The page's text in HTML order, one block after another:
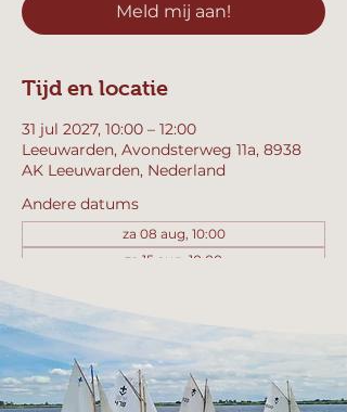
Meld mij aan!
Tijd en locatie
31 jul 2027, 10:00 – 12:00
Leeuwarden, Avondsterweg 11a, 8938
AK Leeuwarden, Nederland
Andere datums
za 08 aug, 10:00
za 15 aug, 10:00
Bekijk alle 358 datums
Meld mij aan!